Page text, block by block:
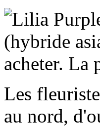
Les
au nord,